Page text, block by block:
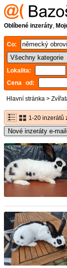
Oblíbené inzeráty,
Co:
Lokalita:
Cena od:
Hlavní stránka >
1-20 inzerátů
Nové inzeráty e-